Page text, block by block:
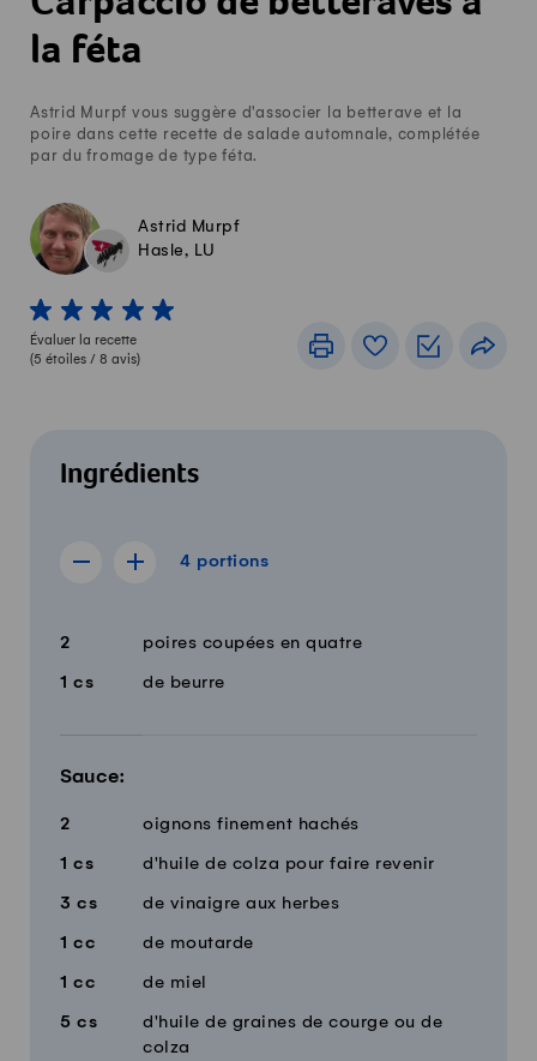
la féta
Astrid Murpf vous suggère d'associer la betterave et la
poire dans cette recette de salade automnale, complétée
par du fromage de type féta.
Astrid Murpf
Hasle, LU
1 von 5 étoiles
2 von 5 étoiles
3 von 5 étoiles
4 von 5 étoiles
5 von 5 étoiles
Évaluer la recette
(5 étoiles / 8 avis)
ImprimerLivre de recettes
Listes de
Ingrédients
4 portions
Afficher la recette de 3 portions
Afficher la recette de 5 portions
4 portions
Quantité Ingrédients
2 poires coupées en quatre
1 cs de beurre
Sauce:
2 oignons finement hachés
1 cs d'huile de colza pour faire revenir
3 cs de vinaigre aux herbes
1 cc de moutarde
1 cc de miel
5 cs
d'huile de graines de courge ou de
colza